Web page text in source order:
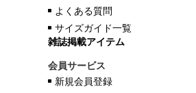
よくある質問
サイズガイド一覧
雑誌掲載アイテム
会員サービス
新規会員登録